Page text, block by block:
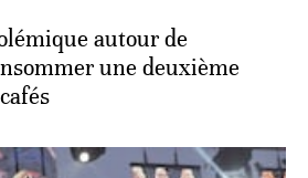
autour de
une deuxième